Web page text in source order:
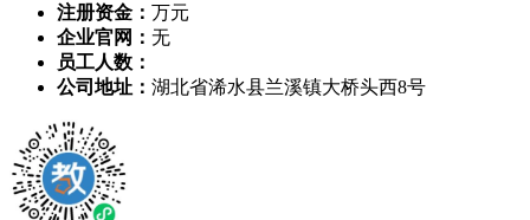
注册资金： 万元
企业官网： 无
员工人数：
公司地址： 湖北省浠水县兰溪镇大桥头西8号